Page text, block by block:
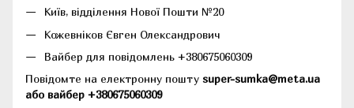
Київ, відділення Нової Пошти №20
Кожевніков Євген Олександрович
Вайбер для повідомлень +380675060309
Повідомте на електронну пошту super-sumka@meta.ua
або вайбер +380675060309